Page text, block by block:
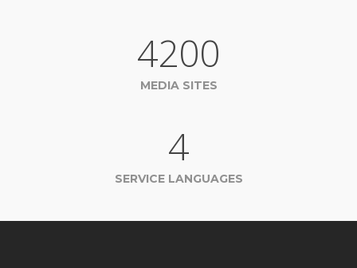
4200
MEDIA SITES
4
SERVICE LANGUAGES